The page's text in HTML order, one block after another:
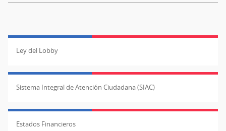
Ley del Lobby
Sistema Integral de Atención Ciudadana (SIAC)
Estados Financieros